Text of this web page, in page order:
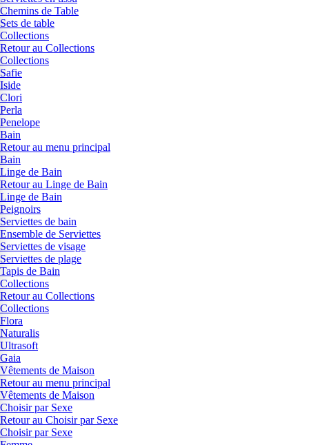
Chemins de Table
Sets de table
Collections
Retour au Collections
Collections
Safie
Iside
Clori
Perla
Penelope
Bain
Retour au menu principal
Bain
Linge de Bain
Retour au Linge de Bain
Linge de Bain
Peignoirs
Serviettes de bain
Ensemble de Serviettes
Serviettes de visage
Serviettes de plage
Tapis de Bain
Collections
Retour au Collections
Collections
Flora
Naturalis
Ultrasoft
Gaia
Vêtements de Maison
Retour au menu principal
Vêtements de Maison
Choisir par Sexe
Retour au Choisir par Sexe
Choisir par Sexe